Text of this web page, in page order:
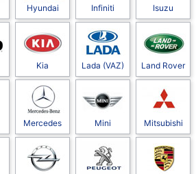
Hyundai Infiniti Isuzu
Kia Lada (VAZ) Land Rover
Mercedes Mini Mitsubishi